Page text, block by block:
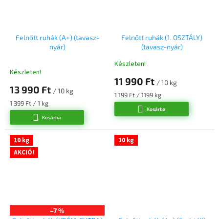
Felnőtt ruhák (A+) (tavasz-
nyár)
Készleten!
13 990 Ft / 10 kg
Egységár:
1 399 Ft / 1 kg
Kosárba
Felnőtt ruhák (1. OSZTÁLY)
(tavasz-nyár)
A
átlagos
értékelése
5-
5,0
csillag.
Készleten!
11 990 Ft / 10 kg
Egységár:
1 199 Ft / 1199 kg
Kosárba
10 kg
AKCIÓ!
–7 %
10 kg